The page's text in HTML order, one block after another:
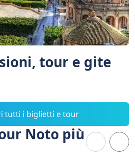
tour e gite
tutti i biglietti e tour
Noto più